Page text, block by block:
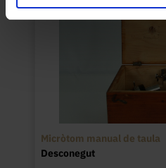
Micròtom manual de taula
Desconegut